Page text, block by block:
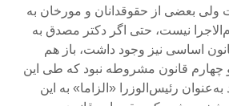
ولی بعضی از حقوقدانان و مورخان به
۱- قانون نانوشته لازم‌الاجرا نیست، حتی اگر دکتر مصدق به
در قانون اساسی نیز وجود داشت، باز هم
قانون مشروطه نبود که طی این
رئیس‌الوزرا «الزاما» به این